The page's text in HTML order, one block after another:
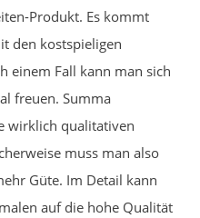
Produkt. Es kommt
den kostspieligen
einem Fall kann man sich
freuen. Summa
wirklich qualitativen
muss man also
Güte. Im Detail kann
auf die hohe Qualität